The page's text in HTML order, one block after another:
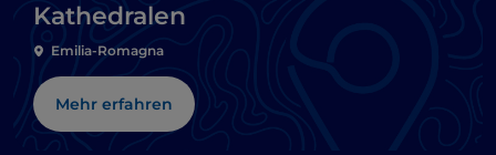
Kathedralen
Emilia-Romagna
Mehr erfahren